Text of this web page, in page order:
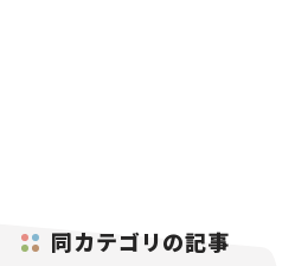
同カテゴリの記事